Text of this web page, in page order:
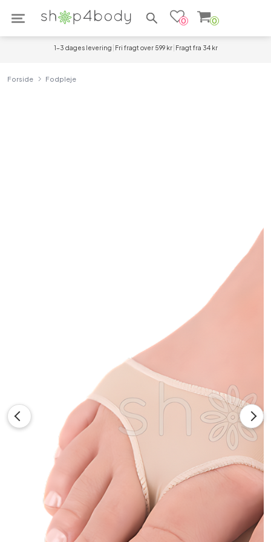
Søg efter produkter
0 0
1-3 dages levering Fri fragt over 599 kr Fragt fra 34 kr
Forside Fodpleje